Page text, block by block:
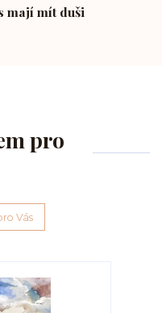
mají mít duši
pro
Vás